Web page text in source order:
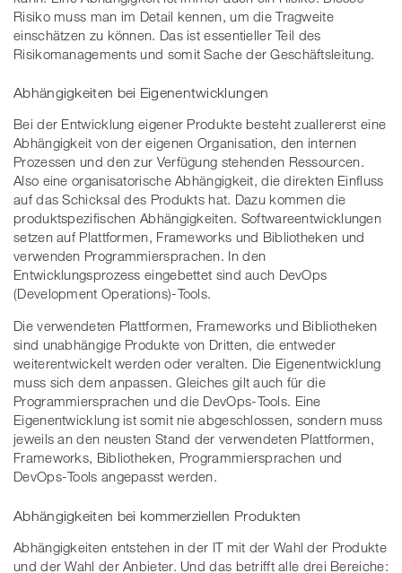
Risiko muss man im Detail kennen, um die Tragweite
einschätzen zu können. Das ist essentieller Teil des
Risikomanagements und somit Sache der Geschäftsleitung.
Abhängigkeiten bei Eigenentwicklungen
Bei der Entwicklung eigener Produkte besteht zuallererst eine
Abhängigkeit von der eigenen Organisation, den internen
Prozessen und den zur Verfügung stehenden Ressourcen.
Also eine organisatorische Abhängigkeit, die direkten Einfluss
auf das Schicksal des Produkts hat. Dazu kommen die
produktspezifischen Abhängigkeiten. Softwareentwicklungen
setzen auf Plattformen, Frameworks und Bibliotheken und
verwenden Programmiersprachen. In den
Entwicklungsprozess eingebettet sind auch DevOps
(Development Operations)-Tools.
Die verwendeten Plattformen, Frameworks und Bibliotheken
sind unabhängige Produkte von Dritten, die entweder
weiterentwickelt werden oder veralten. Die Eigenentwicklung
muss sich dem anpassen. Gleiches gilt auch für die
Programmiersprachen und die DevOps-Tools. Eine
Eigenentwicklung ist somit nie abgeschlossen, sondern muss
jeweils an den neusten Stand der verwendeten Plattformen,
Frameworks, Bibliotheken, Programmiersprachen und
DevOps-Tools angepasst werden.
Abhängigkeiten bei kommerziellen Produkten
Abhängigkeiten entstehen in der IT mit der Wahl der Produkte
und der Wahl der Anbieter. Und das betrifft alle drei Bereiche: